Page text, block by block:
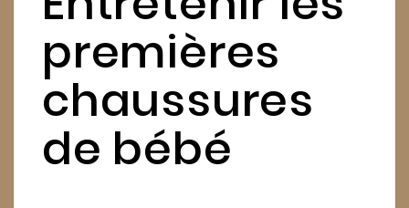
premières
chaussures
de bébé